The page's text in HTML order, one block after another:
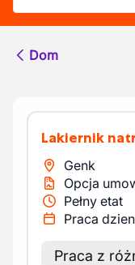
Dom
Lakiernik
Genk
Opcja
Pełny etat
Praca
Praca z